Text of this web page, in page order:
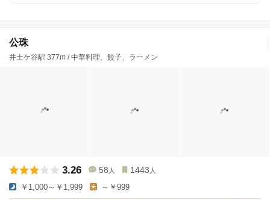
公珠
井土ケ谷駅 377m / 中華料理、餃子、ラーメン
3.26 58 人 1443 人
￥1,000～￥1,999 ～￥999